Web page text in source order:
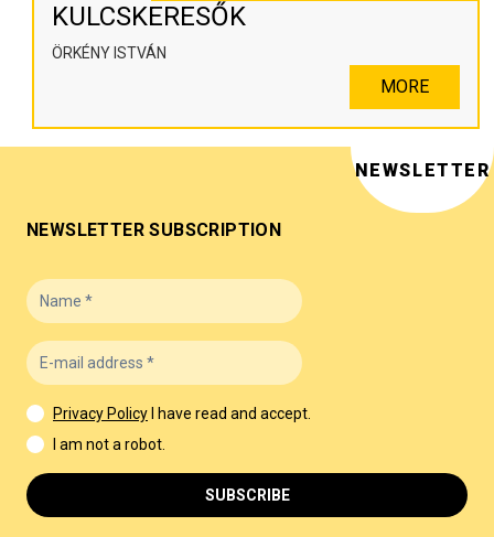
KULCSKERESŐK
ÖRKÉNY ISTVÁN
MORE
NEWSLETTER
NEWSLETTER SUBSCRIPTION
Privacy Policy
I have read and accept.
I am not a robot.
SUBSCRIBE